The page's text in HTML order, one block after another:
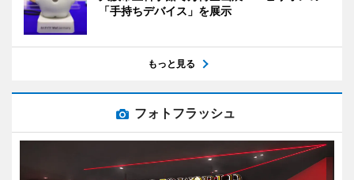
「手持ちデバイス」を展示
もっと見る
フォトフラッシュ